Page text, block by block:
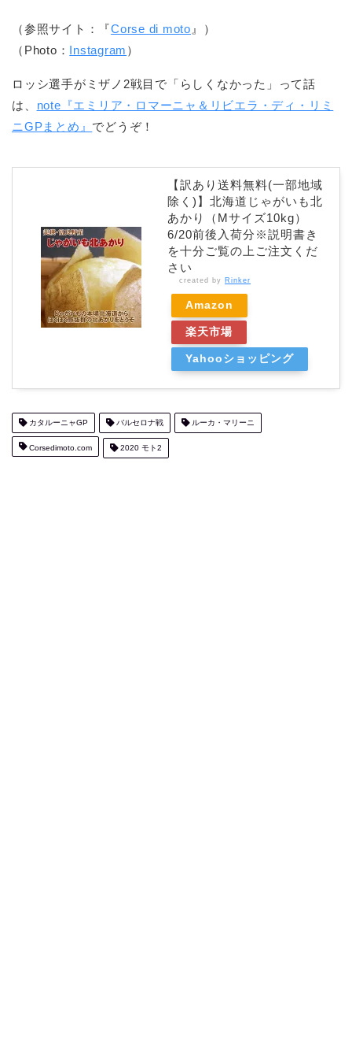
（参照サイト：『Corse di moto 』）
（Photo： Instagram ）
ロッシ選手がミザノ2戦目で「らしくなかった」って話
は、 note『エミリア・ロマーニャ＆リビエラ・ディ・リミ
ニGPまとめ』 でどうぞ！
【訳あり送料無料(一部地域
除く)】北海道じゃがいも北
あかり（Mサイズ10kg）
6/20前後入荷分※説明書き
を十分ご覧の上ご注文くだ
さい
created by Rinker
Amazon
楽天市場
Yahooショッピング
カタルーニャGP バルセロナ戦 ルーカ・マリーニ
Corsedimoto.com 2020 モト2